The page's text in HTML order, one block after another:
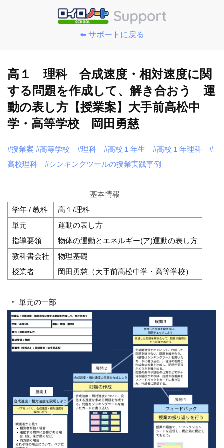
⬅️ サポートに戻る
高１ 理科 合成速度・相対速度に関
する問題を作成して、解き合おう 運
動の表し方【授業案】大手前高松中
学・高等学校 岡田勇慈
#授業案 #高等学校 #理科 #高校１年生 #高校１年理科
#
高校理科
#シンキングツールの授業実践事例
基本情報
学年 / 教科
高１/理科
単元
運動の表し方
指導要領
物体の運動とエネルギー(ア)運動の表し方
教科書会社
物理基礎
授業者
岡田勇慈（大手前高松中学・高等学校）
単元の一部